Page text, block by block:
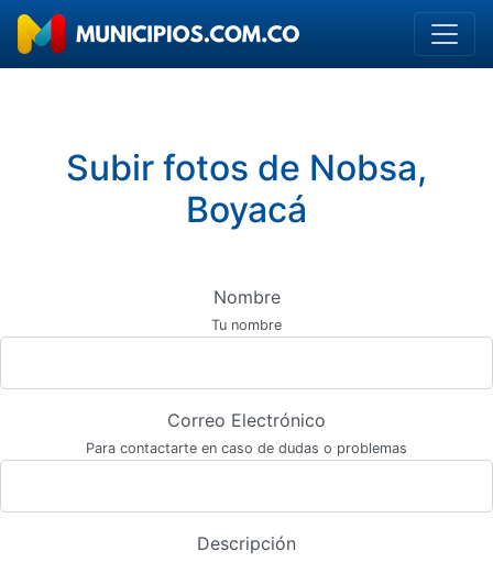
Subir fotos de Nobsa,
Boyacá
Nombre
Tu nombre
Correo Electrónico
Para contactarte en caso de dudas o problemas
Descripción